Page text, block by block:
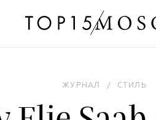
ЖУРНАЛ / СТИЛЬ